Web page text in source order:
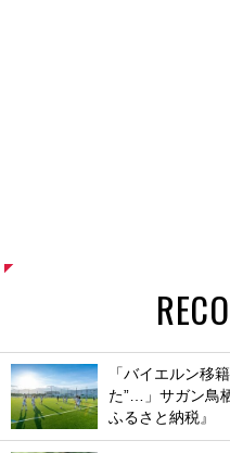
「バイエルン移
た”…」サガン鳥
ふるさと納税』